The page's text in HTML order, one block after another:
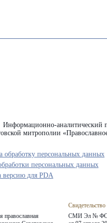
Информационно-аналитический
митрополии
православная
Свидетельство
СМИ Эл №
обработку персональных данных
персональных данных
версию для PDA